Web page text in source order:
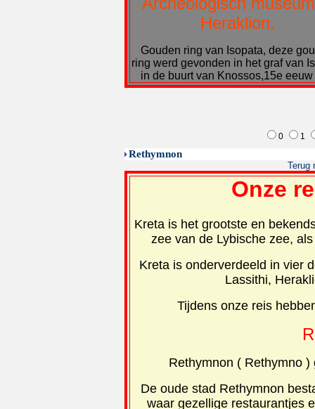
Heraklion.
Gouden ring van Isopata, deze
ring werd gevonden in het graf van
in de buurt van Knossos,15e eeuw
0 1
Rethymnon
Terug
Onze
Kreta is het grootste en
zee van de Lybische zee,
Kreta is onderverdeeld in vier
Lassithi,
Tijdens onze reis
Rethymnon ( Rethymno
De oude stad Rethymnon
waar gezellige restaurantjes